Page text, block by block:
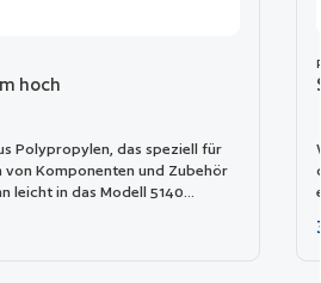
hoch
Polypropylen, das speziell für
von Komponenten und Zubehör
leicht in das Modell 5140